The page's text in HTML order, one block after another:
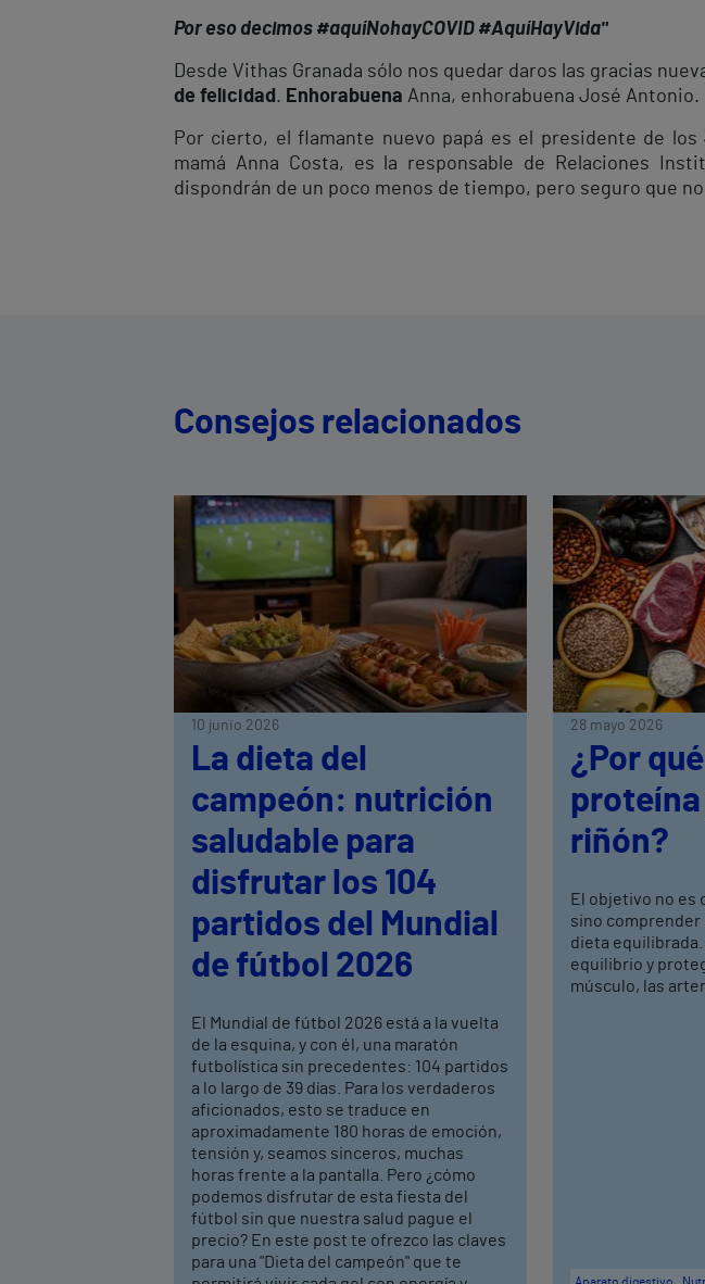
Por eso decimos #aquíNohayCOVID #AquíHayVida"
Desde Vithas Granada sólo nos quedar daros las gracias
de felicidad . Enhorabuena Anna, enhorabuena José Antonio.
Por cierto, el flamante nuevo papá es el presidente de los
mamá Anna Costa, es la responsable de Relaciones
dispondrán de un poco menos de tiempo, pero seguro que
Consejos relacionados
10 junio 2026
La dieta del
campeón: nutrición
saludable para
disfrutar los 104
partidos del Mundial
de fútbol 2026
El Mundial de fútbol 2026 está a la vuelta
de la esquina, y con él, una maratón
futbolística sin precedentes: 104 partidos
a lo largo de 39 días. Para los verdaderos
aficionados, esto se traduce en
aproximadamente 180 horas de emoción,
tensión y, seamos sinceros, muchas
horas frente a la pantalla. Pero ¿cómo
podemos disfrutar de esta fiesta del
fútbol sin que nuestra salud pague el
precio? En este post te ofrezco las claves
para una "Dieta del campeón" que te
28 mayo 2026
¿Por
proteína
riñón?
El objetivo no es
sino comprender
dieta
equilibrio y
músculo, las